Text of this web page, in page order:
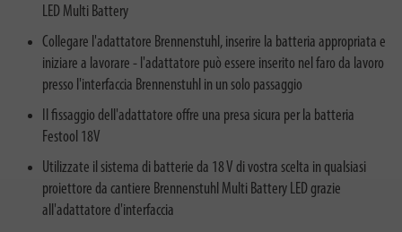
LED Multi Battery
Collegare l'adattatore Brennenstuhl, inserire la batteria appropriata e
iniziare a lavorare - l'adattatore può essere inserito nel faro da lavoro
presso l'interfaccia Brennenstuhl in un solo passaggio
Il fissaggio dell'adattatore offre una presa sicura per la batteria
Festool 18V
Utilizzate il sistema di batterie da 18 V di vostra scelta in qualsiasi
proiettore da cantiere Brennenstuhl Multi Battery LED grazie
all'adattatore d'interfaccia